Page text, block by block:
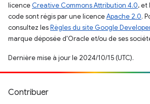
licence Creative Commons Attribution 4.0, et
code sont régis par une licenceApache 2.0.
consultez lesRègles du site Google
marque déposée d'Oracle et/ou de ses
Dernière mise à jour le 2024/10/15 (UTC).
Contribuer